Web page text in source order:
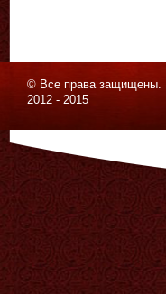
© Все права защищены.
2012 - 2015